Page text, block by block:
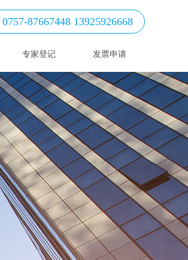
专家登记 发票申请
0757-87667448 13925926668